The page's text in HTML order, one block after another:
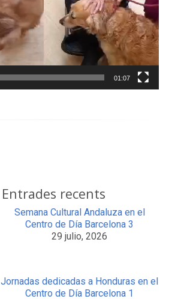
01:07
Entrades recents
Semana Cultural Andaluza en el
Centro de Día Barcelona 3
29 julio, 2026
Jornadas dedicadas a Honduras en el
Centro de Día Barcelona 1